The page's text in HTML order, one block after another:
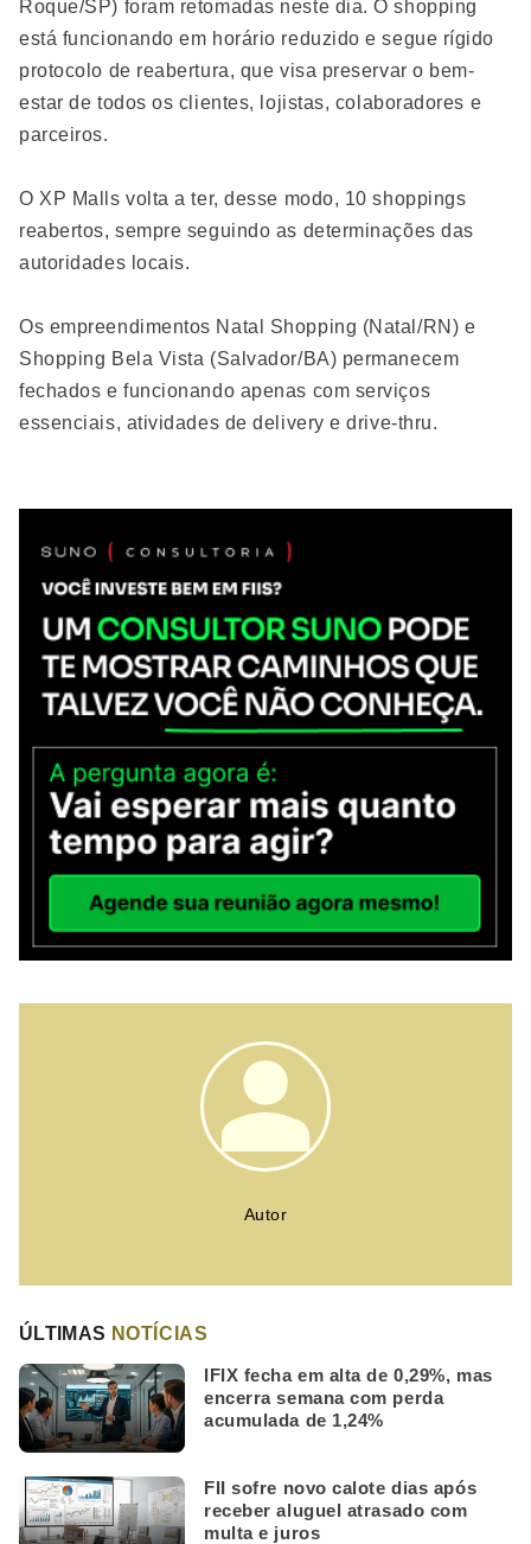
Roque/SP) foram retomadas neste dia. O shopping
está funcionando em horário reduzido e segue rígido
protocolo de reabertura, que visa preservar o bem-
estar de todos os clientes, lojistas, colaboradores e
parceiros.
O XP Malls volta a ter, desse modo, 10 shoppings
reabertos, sempre seguindo as determinações das
autoridades locais.
Os empreendimentos Natal Shopping (Natal/RN) e
Shopping Bela Vista (Salvador/BA) permanecem
fechados e funcionando apenas com serviços
essenciais, atividades de delivery e drive-thru.
Autor
ÚLTIMAS NOTÍCIAS
IFIX fecha em alta de 0,29%, mas
encerra semana com perda
acumulada de 1,24%
FII sofre novo calote dias após
receber aluguel atrasado com
multa e juros